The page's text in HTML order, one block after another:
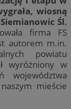
wiosną
Śl.
firma FS
autorem m.in.
powiatu
wyróżniony w
województwa
mieście